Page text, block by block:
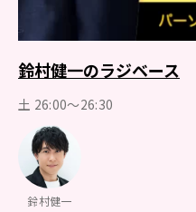
鈴村健一のラジベース
土 26:00～26:30
鈴村健一